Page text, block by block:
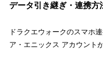
データ引き継ぎ・連携方
ドラクエウォークのスマホ
ア・エニックス アカウント